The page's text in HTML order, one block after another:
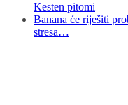
Kesten pitomi
Banana će riješiti
stresa…